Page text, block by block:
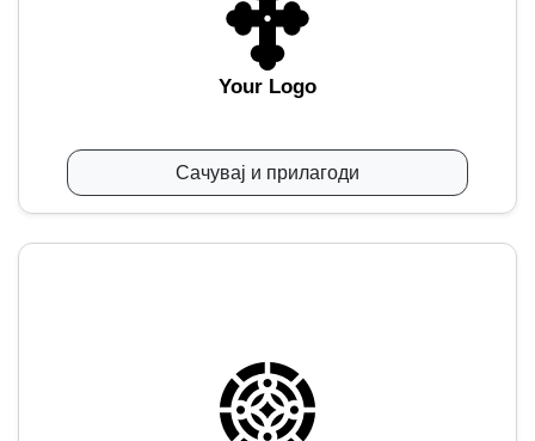
Your Logo
Сачувај и прилагоди